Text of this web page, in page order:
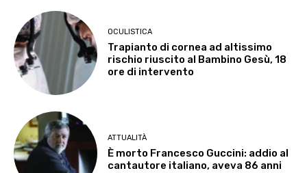
OCULISTICA
Trapianto di cornea ad altissimo
rischio riuscito al Bambino Gesù, 18
ore di intervento
ATTUALITÀ
È morto Francesco Guccini: addio al
cantautore italiano, aveva 86 anni